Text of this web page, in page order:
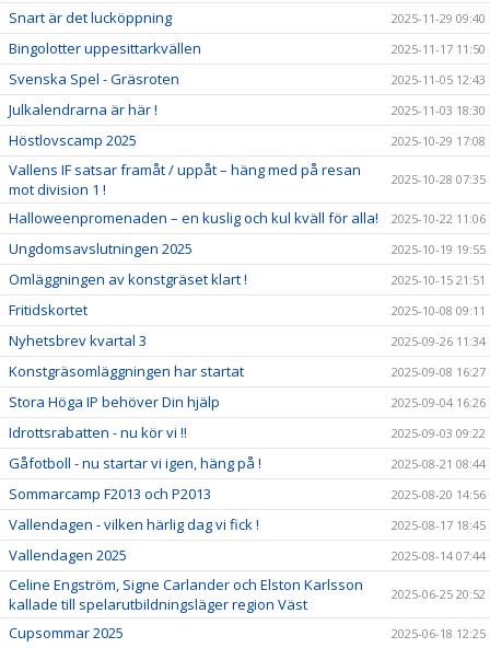
Snart är det lucköppning 2025-11-29 09:40
Bingolotter uppesittarkvällen 2025-11-17 11:50
Svenska Spel - Gräsroten 2025-11-05 12:43
Julkalendrarna är här ! 2025-11-03 18:30
Höstlovscamp 2025 2025-10-29 17:08
Vallens IF satsar framåt / uppåt – häng med på resan
mot division 1 !
2025-10-28 07:35
Halloweenpromenaden – en kuslig och kul kväll för alla! 2025-10-22 11:06
Ungdomsavslutningen 2025 2025-10-19 19:55
Omläggningen av konstgräset klart ! 2025-10-15 21:51
Fritidskortet 2025-10-08 09:11
Nyhetsbrev kvartal 3 2025-09-26 11:34
Konstgräsomläggningen har startat 2025-09-08 16:27
Stora Höga IP behöver Din hjälp 2025-09-04 16:26
Idrottsrabatten - nu kör vi !! 2025-09-03 09:22
Gåfotboll - nu startar vi igen, häng på ! 2025-08-21 08:44
Sommarcamp F2013 och P2013 2025-08-20 14:56
Vallendagen - vilken härlig dag vi fick ! 2025-08-17 18:45
Vallendagen 2025 2025-08-14 07:44
Celine Engström, Signe Carlander och Elston Karlsson
kallade till spelarutbildningsläger region Väst
2025-06-25 20:52
Cupsommar 2025 2025-06-18 12:25